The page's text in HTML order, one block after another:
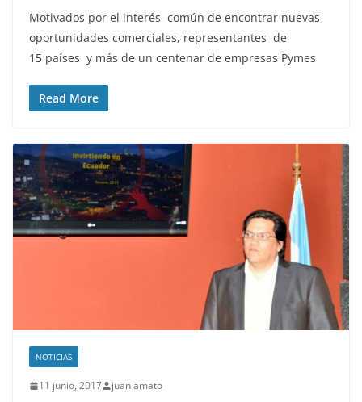
Motivados por el interés común de encontrar nuevas
oportunidades comerciales, representantes de
15 países y más de un centenar de empresas Pymes
Read More
NOTICIAS
11 junio, 2017 juan amato